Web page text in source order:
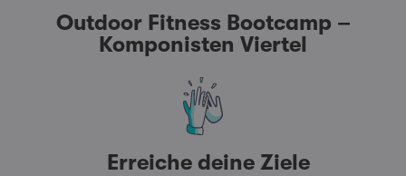
Outdoor Fitness Bootcamp –
Komponisten Viertel
Erreiche deine Ziele